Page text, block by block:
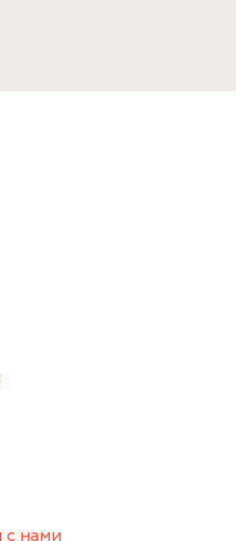
купанием (и в море, и в
все изделия в
упаковке бренда.
для хранения, пока